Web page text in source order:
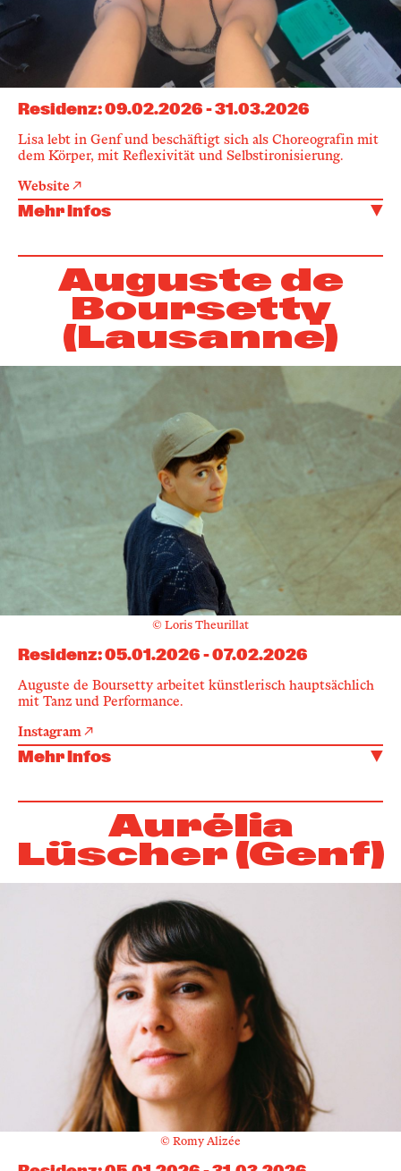
Residenz:09.02.2026-31.03.2026
Lisa lebt in Genf und beschäftigt sich als Choreografin mit
dem Körper, mit Reflexivität und Selbstironisierung.
Website
Mehr Infos
Auguste de
Boursetty
(Lausanne)
© Loris Theurillat
Residenz:05.01.2026-07.02.2026
Auguste de Boursetty arbeitet künstlerisch hauptsächlich
mit Tanz und Performance.
Instagram
Mehr Infos
Aurélia
Lüscher (Genf)
© Romy Alizée